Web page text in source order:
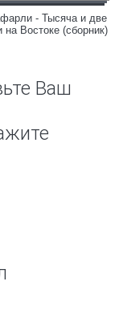
- Тысяча и две
Востоке (сборник)
Ваш